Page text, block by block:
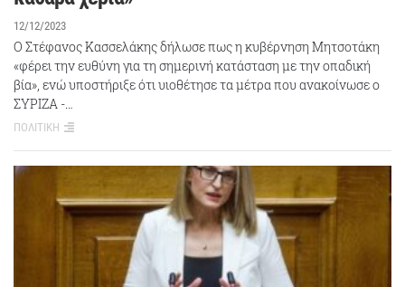
12/12/2023
Ο Στέφανος Κασσελάκης δήλωσε πως η κυβέρνηση Μητσοτάκη
«φέρει την ευθύνη για τη σημερινή κατάσταση με την οπαδική
βία», ενώ υποστήριξε ότι υιοθέτησε τα μέτρα που ανακοίνωσε ο
ΣΥΡΙΖΑ -…
ΠΟΛΙΤΙΚΗ